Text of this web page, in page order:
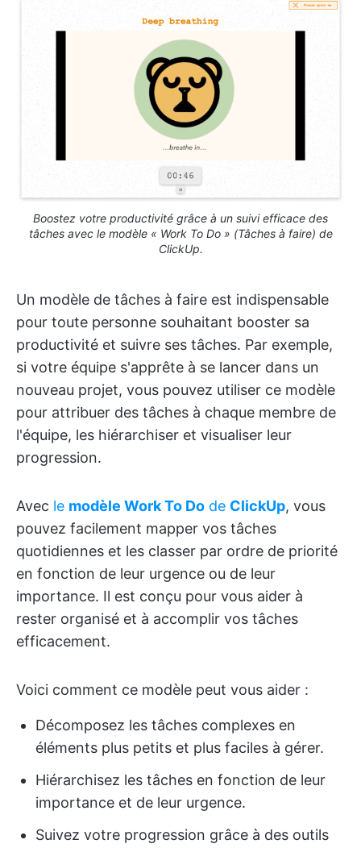
Boostez votre productivité grâce à un suivi efficace des
tâches avec le modèle « Work To Do » (Tâches à faire) de
ClickUp.
Un modèle de tâches à faire est indispensable
pour toute personne souhaitant booster sa
productivité et suivre ses tâches. Par exemple,
si votre équipe s'apprête à se lancer dans un
nouveau projet, vous pouvez utiliser ce modèle
pour attribuer des tâches à chaque membre de
l'équipe, les hiérarchiser et visualiser leur
progression.
Avec le modèle Work To Do de ClickUp, vous
pouvez facilement mapper vos tâches
quotidiennes et les classer par ordre de priorité
en fonction de leur urgence ou de leur
importance. Il est conçu pour vous aider à
rester organisé et à accomplir vos tâches
efficacement.
Voici comment ce modèle peut vous aider :
Décomposez les tâches complexes en
éléments plus petits et plus faciles à gérer.
Hiérarchisez les tâches en fonction de leur
importance et de leur urgence.
Suivez votre progression grâce à des outils